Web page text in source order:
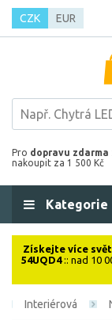
CZK EUR
Pro dopravu zdarma
nakoupit za 1 500 Kč
Kategorie
Získejte více
54UQD4:: nad 10
Interiérová